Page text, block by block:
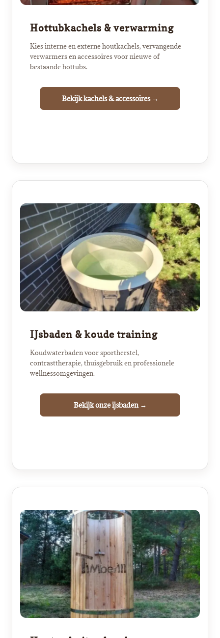
Hottubkachels & verwarming
Kies interne en externe houtkachels, vervangende
verwarmers en accessoires voor nieuwe of
bestaande hottubs.
Bekijk kachels & accessoires →
IJsbaden & koude training
Koudwaterbaden voor sportherstel,
contrasttherapie, thuisgebruik en professionele
wellnessomgevingen.
Bekijk onze ijsbaden →